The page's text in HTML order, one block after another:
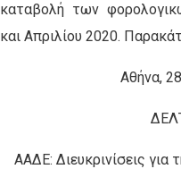
καταβολή των
και Απριλίου 2020.
Αθήνα,
ΑΑΔΕ: Διευκρινίσεις